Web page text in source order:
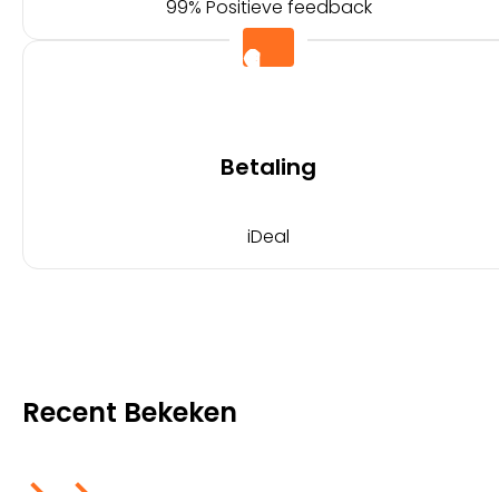
99% Positieve feedback
Betaling
iDeal
Recent Bekeken